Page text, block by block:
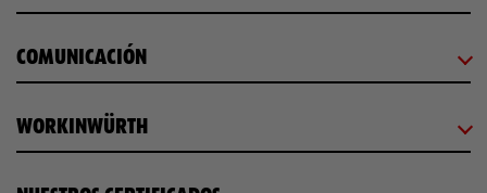
COMUNICACIÓN
WORKINWÜRTH